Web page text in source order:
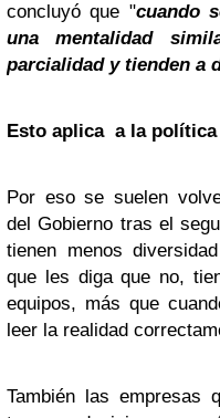
concluyó que "cuando
una mentalidad
parcialidad y tienden a
Esto aplica a la política
Por eso se suelen
del Gobierno tras el
tienen menos
que les diga que no,
equipos, más que
leer la realidad
También las empresas